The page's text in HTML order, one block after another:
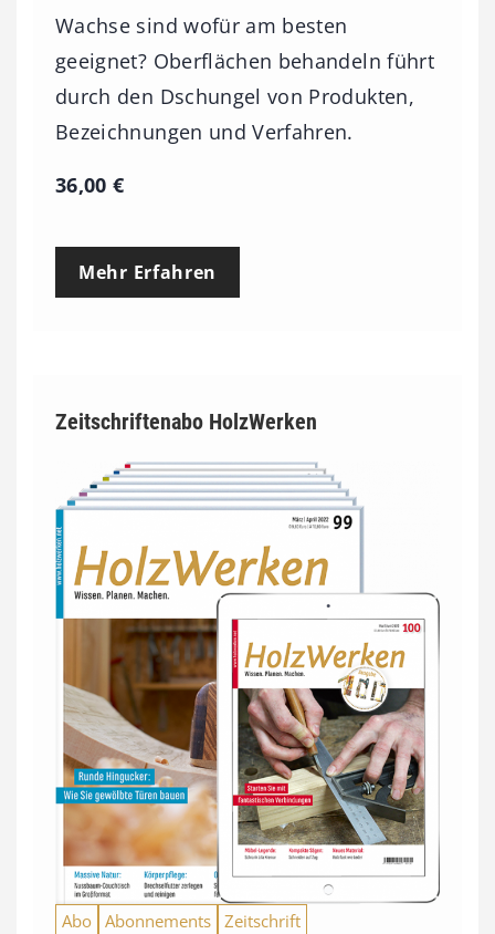
Wachse sind wofür am besten
geeignet? Oberflächen behandeln führt
durch den Dschungel von Produkten,
Bezeichnungen und Verfahren.
36,00€
Mehr Erfahren
Zeitschriftenabo HolzWerken
Abo Abonnements Zeitschrift